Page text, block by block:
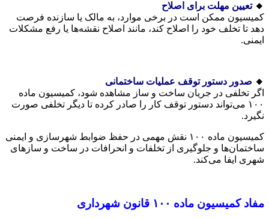
🔸 تعیین مهلت برای اصلاح
کمیسیون ممکن است در برخی موارد، به مالک یا سازنده فرصت
دهد تا تخلف خود را اصلاح کند، مانند اصلاح نقشه‌ها یا رفع مشکلات
ایمنی.
🔸 صدور دستور توقف عملیات ساختمانی
اگر تخلفی در جریان ساخت و ساز مشاهده شود، کمیسیون ماده
۱۰۰ می‌تواند دستور توقف کار را صادر کرده تا دیگر تخلفی صورت
نگیرد.
کمیسیون ماده ۱۰۰ نقش مهمی در حفظ ضوابط شهرسازی و ایمنی
ساختمان‌ها و جلوگیری از تخلفات و انحرافات در ساخت و سازهای
شهری ایفا می‌کند.
مفاد کمیسیون ماده ۱۰۰ قانون شهرداری